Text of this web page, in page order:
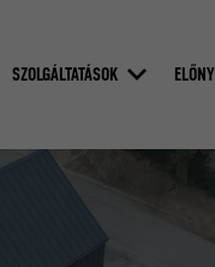
SZOLGÁLTATÁSOK